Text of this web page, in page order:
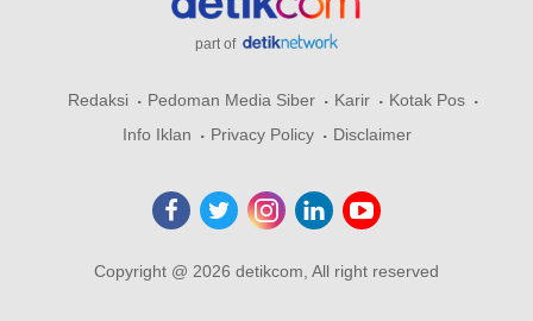
part of
Redaksi Pedoman Media Siber Karir
Kotak Pos
Info Iklan
Privacy Policy Disclaimer
Copyright @ 2026 detikcom, All right reserved